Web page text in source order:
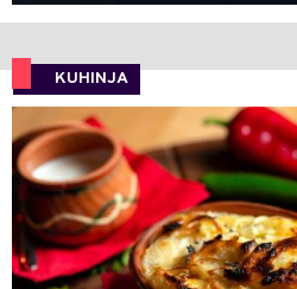
KUHINJA